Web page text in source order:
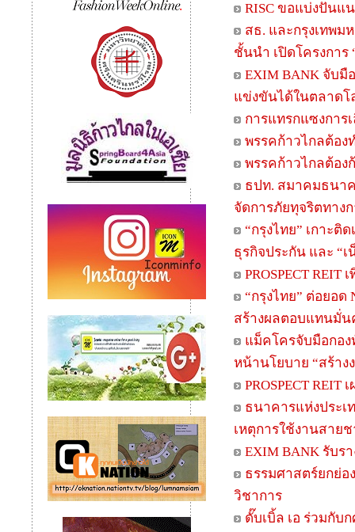
RISC ขอแบ่งปันแ
สธ. และกรุงเทพ
ชั้นนำ เปิดโครงการ
EXIM BANK จับมื
แข่งขันได้ในตลาดโ
การแทรกแซงการ
พรรคก้าวไกลต้อ
พรรคก้าวไกลต้อ
ธปท. สมาคมธนา
จัดการภัยทุจริตทางก
“กรุงไทย” เกาะ
ธุรกิจประกัน และ “
PROSPECT
“กรุงไทย” ต่อยอด
สร้างผลตอบแทนมั่น
แม็คโครจับมือกอง
หน้านโยบาย “สร้าง
PROSPECT
ธนาคารแห่งประเ
เหตุการใช้งานสาย
EXIM BANK รับร
ธรรมศาสตร์ยกย่อ
วิชาการ
ดั๊บเบิ้ล เอ ร่วมกับ